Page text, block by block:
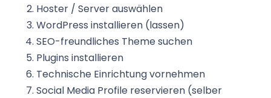
Hoster / Server auswählen
WordPress installieren (lassen)
SEO-freundliches Theme suchen
Plugins installieren
Technische Einrichtung vornehmen
Social Media Profile reservieren (selber